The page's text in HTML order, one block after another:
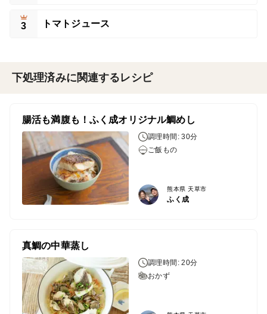
3 トマトジュース
下処理済みに関連するレシピ
腸活も満腹も！ふく成オリジナル鯛めし
調理時間: 30分
ご飯もの
熊本県 天草市
ふく成
真鯛の中華蒸し
調理時間: 20分
おかず